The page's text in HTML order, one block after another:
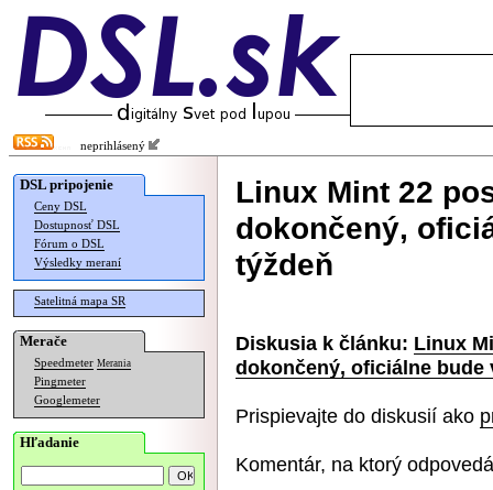
neprihlásený
DSL pripojenie
Ceny DSL
Dostupnosť DSL
Fórum o DSL
Výsledky meraní
Satelitná mapa SR
Merače
Speedmeter Merania
Pingmeter
Googlemeter
Hľadanie
Linux Mint 22
dokončený,
týždeň
Diskusia k článku: Linux
dokončený, oficiálne bude
Prispievajte do diskusií ako
Komentár, na ktorý